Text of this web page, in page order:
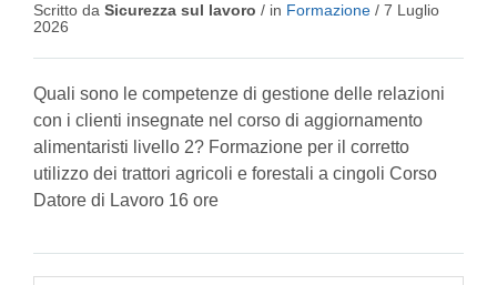
Scritto da Sicurezza sul lavoro / in Formazione / 7 Luglio
2026
Quali sono le competenze di gestione delle relazioni
con i clienti insegnate nel corso di aggiornamento
alimentaristi livello 2? Formazione per il corretto
utilizzo dei trattori agricoli e forestali a cingoli Corso
Datore di Lavoro 16 ore